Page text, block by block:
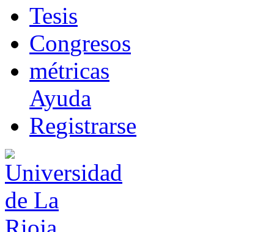
Tesis
Congresos
métricas
Ayuda
Registrarse